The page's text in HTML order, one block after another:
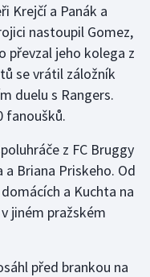
Krejčí a Panák a
nastoupil Gomez,
převzal jeho kolega z
se vrátil záložník
duelu s Rangers.
fanoušků.
z FC Bruggy
Briana Priskeho. Od
a Kuchta na
jiném pražském
před brankou na